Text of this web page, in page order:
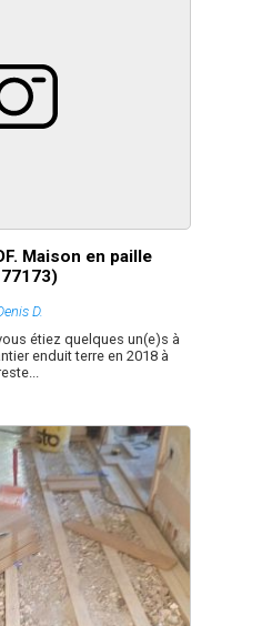
Maison en paille
D.
étiez quelques un(e)s à
enduit terre en 2018 à